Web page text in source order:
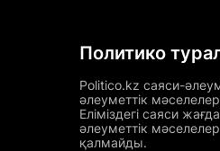
Политико
Politico.kz саяси-
әлеуметтік
Еліміздегі саяси
әлеуметтік
қалмайды.